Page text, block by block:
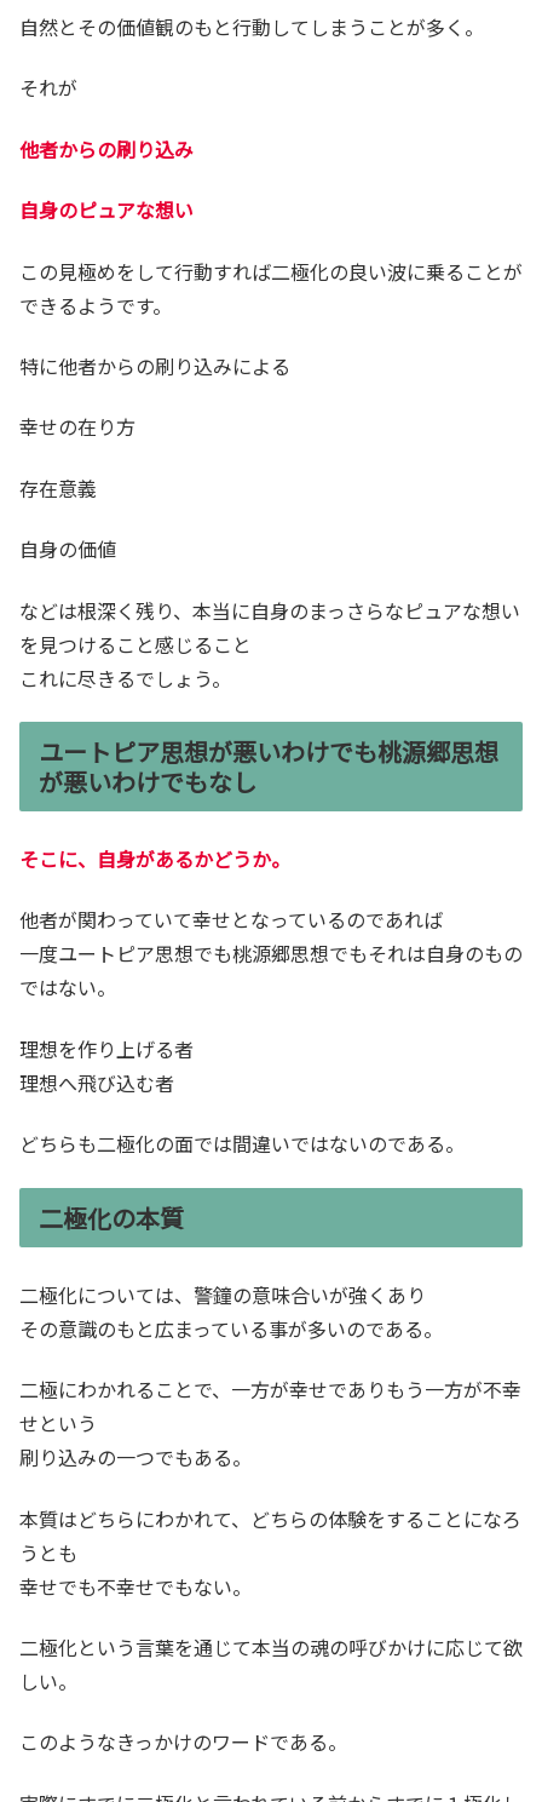
自然とその価値観のもと行動してしまうことが多く。
それが
他者からの刷り込み
自身のピュアな想い
この見極めをして行動すれば二極化の良い波に乗ることが
できるようです。
特に他者からの刷り込みによる
幸せの在り方
存在意義
自身の価値
などは根深く残り、本当に自身のまっさらなピュアな想い
を見つけること感じること
これに尽きるでしょう。
ユートピア思想が悪いわけでも桃源郷思想
が悪いわけでもなし
そこに、自身があるかどうか。
他者が関わっていて幸せとなっているのであれば
一度ユートピア思想でも桃源郷思想でもそれは自身のもの
ではない。
理想を作り上げる者
理想へ飛び込む者
どちらも二極化の面では間違いではないのである。
二極化の本質
二極化については、警鐘の意味合いが強くあり
その意識のもと広まっている事が多いのである。
二極にわかれることで、一方が幸せでありもう一方が不幸
せという
刷り込みの一つでもある。
本質はどちらにわかれて、どちらの体験をすることになろ
うとも
幸せでも不幸せでもない。
二極化という言葉を通じて本当の魂の呼びかけに応じて欲
しい。
このようなきっかけのワードである。